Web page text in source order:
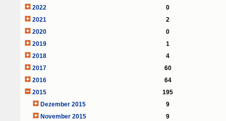
2022
0
2021
2
2020
0
2019
1
2018
4
2017
60
2016
64
2015
195
Dezember 2015
9
November 2015
9